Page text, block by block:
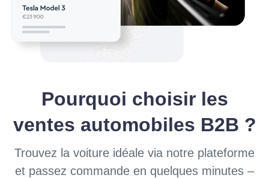
Pourquoi choisir les
ventes automobiles B2B ?
Trouvez la voiture idéale via notre plateforme
et passez commande en quelques minutes –